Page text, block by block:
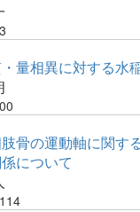
量相異に対する水
骨の運動軸に関す
について